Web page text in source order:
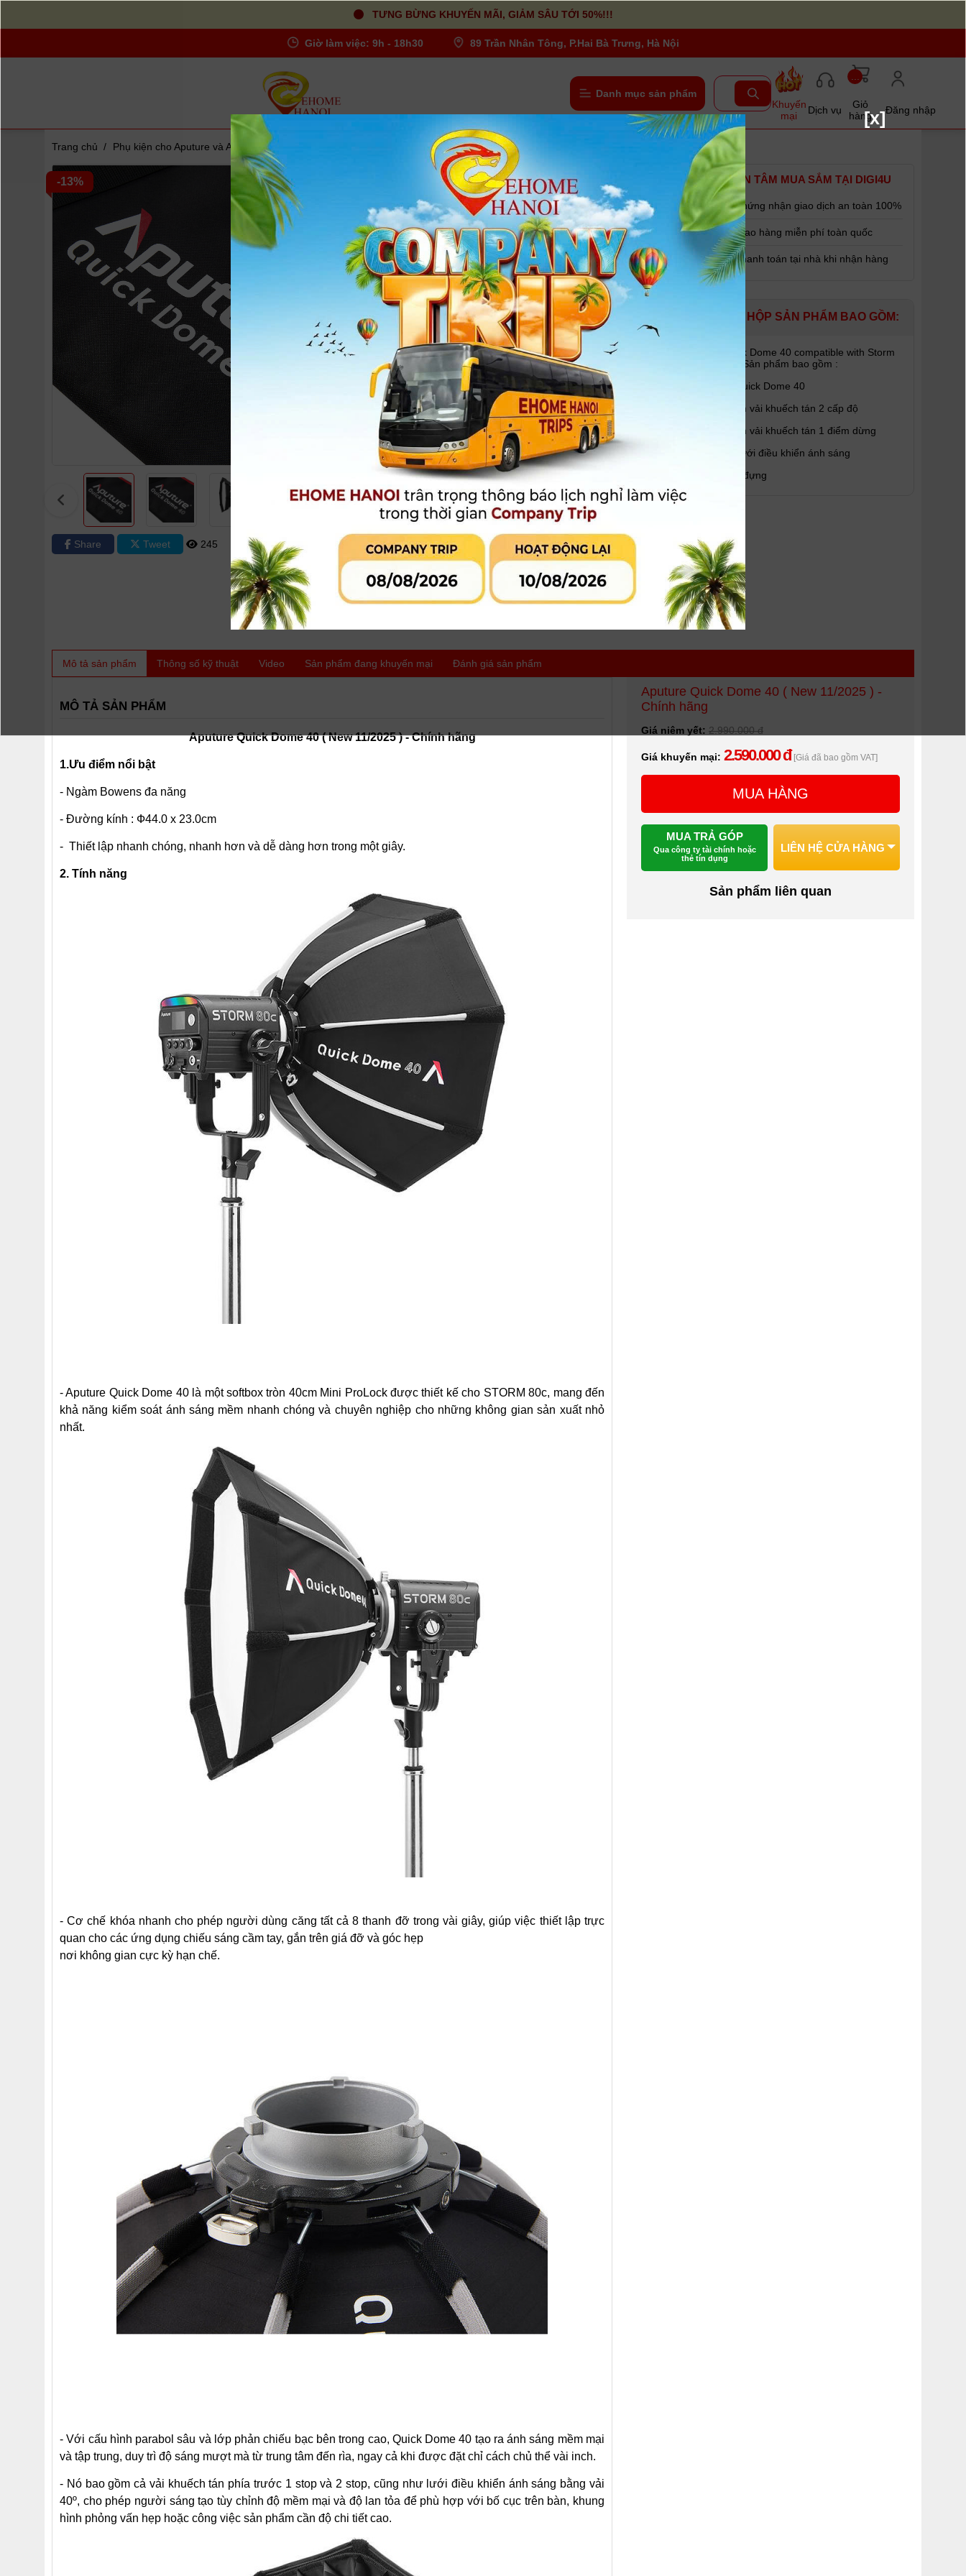
TƯNG BỪNG KHUYẾN MÃI, GIẢM SÂU TỚI 50%!!!
Giờ làm việc: 9h - 18h30 89 Trần Nhân Tông, P.Hai Bà Trưng, Hà Nội
Danh mục sản phẩm
Khuyến
mại
Dịch vụ
Giỏ
hàng
Đăng nhập
Trang chủ / Phụ kiện cho Aputure và Amaran / Aputure Quick Dome 40 ( New 11/2025 ) - Chính hãng
Zoom
-13%
Share Tweet 245 0
Aputure Quick Dome 40 ( New 11/2025 ) -
Chính hãng
Người dùng đánh giá | Tình trạng:Có hàng
• Hộp đèn mềm tròn ø40cm gắn ProLock với 8 thanh đỡ
• Thiết kế hình bát giác bo tròn cho phản xạ hình tròn
• Chốt tháo nhanh trên vòng tốc độ cho phép người dùng căng tất cả các
thanh đỡ trong vài giây
• Gấp gọn và phẳng
• Bao gồm vải khuếch tán phía trước 1 stop và 2 stop và lưới điều khiển
ánh sáng bằng vải 40º
• Lớp lót bên trong màu bạc phản chiếu cao cho hiệu suất ánh sáng tối ưu
• Thiết kế parabol sâu cho phân bố ánh sáng đồng đều
• Bao gồm túi đựng
Xem thêm
Bảo hành 12 tháng
Giá niêm yết: 2.990.000 đ
Giá khuyến mại: 2.590.000 đ [Giá đã bao gồm VAT]
MUA HÀNG
MUA TRẢ GÓP
Qua công ty tài chính hoặc thẻ tín
LIÊN HỆ CỬA HÀNG
YÊN TÂM MUA SẮM TẠI DIGI4U
Chứng nhận giao dịch an toàn 100%
Giao hàng miễn phí toàn quốc
Thanh toán tại nhà khi nhận hàng
HỘP SẢN PHẨM BAO GỒM:
Quick Dome 40 compatible with Storm
80C Sản phẩm bao gồm :
1x Quick Dome 40
1 tấm vải khuếch tán 2 cấp độ
1 tấm vải khuếch tán 1 điểm dừng
1x Lưới điều khiển ánh sáng
1 túi đựng
Mô tả sản phẩm Thông số kỹ thuật Video Sản phẩm đang khuyến mại Đánh giá sản phẩm
MÔ TẢ SẢN PHẨM
Aputure Quick Dome 40 ( New 11/2025 ) - Chính hãng
1.Ưu điểm nổi bật
- Ngàm Bowens đa năng
- Đường kính : Ф44.0 x 23.0cm
- Thiết lập nhanh chóng, nhanh hơn và dễ dàng hơn trong một giây.
2. Tính năng
- Aputure Quick Dome 40 là một softbox tròn 40cm Mini ProLockđược thiết kế cho STORM 80c, mang đến
khả năng kiểm soát ánh sáng mềm nhanh chóng và chuyên nghiệp cho những không gian sản xuất nhỏ
nhất.
- Cơ chế khóa nhanh cho phép người dùng căng tất cả 8 thanh đỡ trong vài giây, giúp việc thiết lậptrực
quan cho các ứng dụng chiếu sáng cầm tay, gắn trên giá đỡ và góc hẹp
nơi không gian cực kỳ hạn chế.
- Với cấu hình parabol sâu và lớp phản chiếu bạc bên trong cao, Quick Dome 40 tạo ra ánh sáng mềm mại
và tập trung, duy trì độ sáng mượt mà từ trung tâm đến rìa, ngay cả khi được đặt chỉ cách chủ thể vài inch.
- Nó bao gồm cả vải khuếch tán phía trước 1 stop và 2 stop, cũng như lưới điều khiển ánh sáng bằng vải
40º, cho phép người sáng tạo tùy chỉnhđộ mềm mại và độ lan tỏa để phù hợp với bố cục trên bàn, khung
hình phỏng vấn hẹp hoặc công việc sản phẩm cần độ chi tiết cao.
Aputure Quick Dome 40 ( New 11/2025 ) -
Chính hãng
Giá niêm yết: 2.990.000 đ
Giá khuyến mại: 2.590.000 đ [Giá đã bao gồm VAT]
MUA HÀNG
MUA TRẢ GÓP
Qua công ty tài chính hoặc
thẻ tín dụng
LIÊN HỆ CỬA HÀNG
Sản phẩm liên quan
[x]